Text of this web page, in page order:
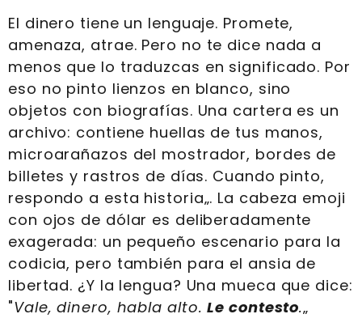
El dinero tiene un lenguaje. Promete,
amenaza, atrae. Pero no te dice nada a
menos que lo traduzcas en significado. Por
eso no pinto lienzos en blanco, sino
objetos con biografías. Una cartera es un
archivo: contiene huellas de tus manos,
microarañazos del mostrador, bordes de
billetes y rastros de días. Cuando pinto,
respondo a esta historia„. La cabeza emoji
con ojos de dólar es deliberadamente
exagerada: un pequeño escenario para la
codicia, pero también para el ansia de
libertad. ¿Y la lengua? Una mueca que dice:
"Vale, dinero, habla alto.Le contesto.„